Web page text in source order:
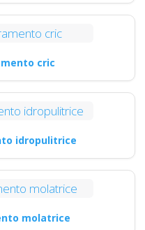
cric
idropulitrice
molatrice